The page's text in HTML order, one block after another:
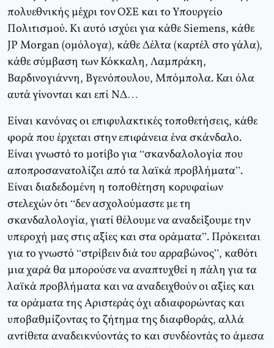
πολυεθνικής μέχρι τον ΟΣΕ και το Υπουργείο
Πολιτισμού. Κι αυτό ισχύει για κάθε Siemens, κάθε
JP Morgan (ομόλογα), κάθε Δέλτα (καρτέλ στο γάλα),
κάθε σύμβαση των Κόκκαλη, Λαμπράκη,
Βαρδινογιάννη, Βγενόπουλου, Μπόμπολα. Και όλα
αυτά γίνονται και επί ΝΔ…
Είναι κανόνας οι επιφυλακτικές τοποθετήσεις, κάθε
φορά που έρχεται στην επιφάνεια ένα σκάνδαλο.
Είναι γνωστό το μοτίβο για “σκανδαλολογία που
αποπροσανατολίζει από τα λαϊκά προβλήματα”.
Είναι διαδεδομένη η τοποθέτηση κορυφαίων
στελεχών ότι “δεν ασχολούμαστε με τη
σκανδαλολογία, γιατί θέλουμε να αναδείξουμε την
υπεροχή μας στις αξίες και στα οράματα”. Πρόκειται
για το γνωστό “στρίβειν διά του αρραβώνος”, καθότι
μια χαρά θα μπορούσε να αναπτυχθεί η πάλη για τα
λαϊκά προβλήματα και να αναδειχθούν οι αξίες και
τα οράματα της Αριστεράς όχι αδιαφορώντας και
υποβαθμίζοντας το ζήτημα της διαφθοράς, αλλά
αντίθετα αναδεικνύοντάς το και συνδέοντάς το άμεσα